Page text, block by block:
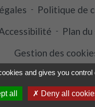
- Politique de
- Plan
Gestion des
en partenariat avec
and gives you
all
Deny all